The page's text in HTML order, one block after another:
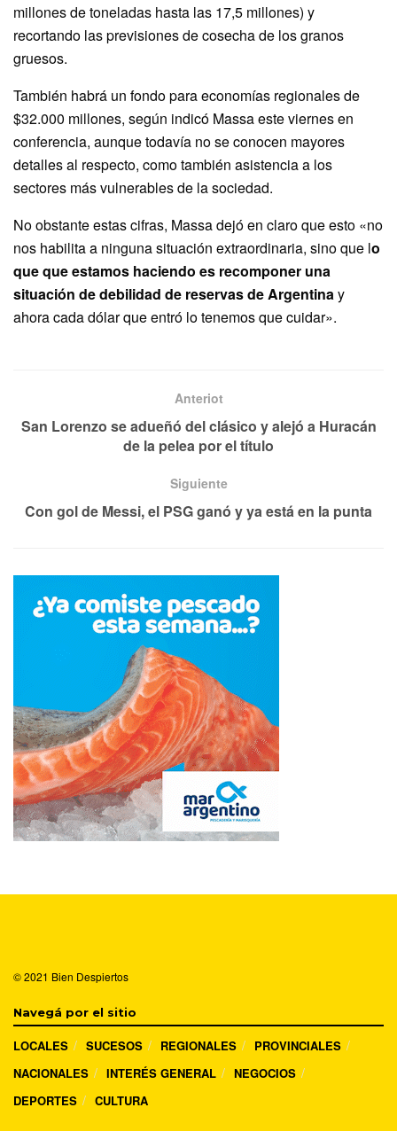
millones de toneladas hasta las 17,5 millones) y
recortando las previsiones de cosecha de los granos
gruesos.
También habrá un fondo para economías regionales de
$32.000 millones, según indicó Massa este viernes en
conferencia, aunque todavía no se conocen mayores
detalles al respecto, como también asistencia a los
sectores más vulnerables de la sociedad.
No obstante estas cifras, Massa dejó en claro que esto «no
nos habilita a ninguna situación extraordinaria, sino que lo
que que estamos haciendo es recomponer una
situación de debilidad de reservas de Argentinay
ahora cada dólar que entró lo tenemos que cuidar».
Anteriot
San Lorenzo se adueñó del clásico y alejó a Huracán
de la pelea por el título
Siguiente
Con gol de Messi, el PSG ganó y ya está en la punta
© 2021 Bien Despiertos
Navegá por el sitio
LOCALES SUCESOS REGIONALES
PROVINCIALES
NACIONALES
INTERÉS GENERAL
NEGOCIOS
DEPORTES
CULTURA